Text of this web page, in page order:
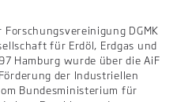
Forschungsvereinigung DGMK
für Erdöl, Erdgas und
Hamburg wurde über die AiF
der Industriellen
Bundesministerium für